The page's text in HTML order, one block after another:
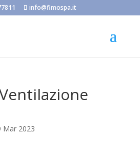
info@fimospa.it
Mar 2023